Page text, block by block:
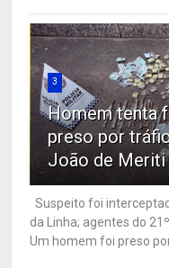
3
Homem tenta
preso por
João de Meriti
Suspeito foi
da Linha; agentes do
Um homem foi preso